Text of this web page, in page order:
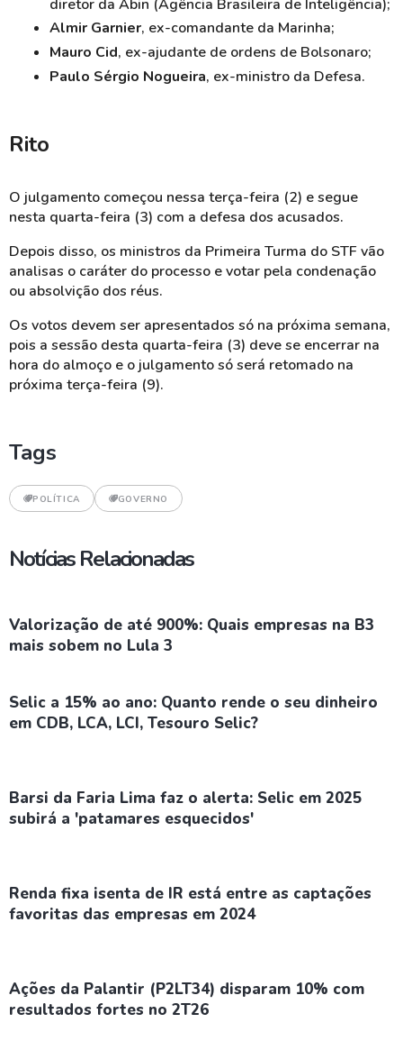
diretor da Abin (Agência Brasileira de Inteligência);
Almir Garnier, ex-comandante da Marinha;
Mauro Cid, ex-ajudantede ordens de Bolsonaro;
Paulo Sérgio Nogueira, ex-ministro da Defesa.
Rito
O julgamento começou nessa terça-feira (2) e segue
nesta quarta-feira (3) com a defesa dos acusados.
Depois disso, os ministros da Primeira Turma do STF vão
analisas o caráter do processo e votar pela condenação
ou absolvição dos réus.
Os votos devem ser apresentados só na próxima semana,
pois a sessão desta quarta-feira (3) deve se encerrar na
hora do almoço e o julgamento só será retomado na
próxima terça-feira (9).
Tags
POLÍTICA GOVERNO
Notícias Relacionadas
Valorização de até 900%: Quais empresas na B3
mais sobem no Lula 3
Selic a 15% ao ano: Quanto rende o seu dinheiro
em CDB, LCA, LCI, Tesouro Selic?
Barsi da Faria Lima faz o alerta: Selic em 2025
subirá a 'patamares esquecidos'
Renda fixa isenta de IR está entre as captações
favoritas das empresas em 2024
Ações da Palantir (P2LT34) disparam 10% com
resultados fortes no 2T26